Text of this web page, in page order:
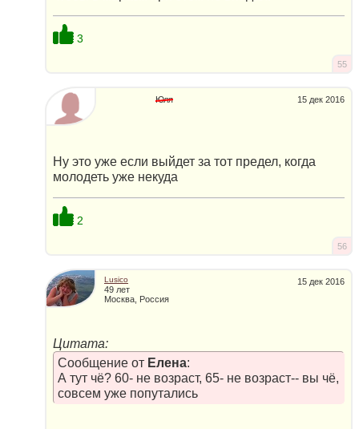
3
55
15 дек 2016
Юля
Ну это уже если выйдет за тот предел, когда
молодеть уже некуда
2
56
15 дек 2016
Lusico
49 лет
Москва, Россия
Цитата:
Сообщение от Елена:
А тут чё? 60- не возраст, 65- не возраст-- вы чё,
совсем уже попутались